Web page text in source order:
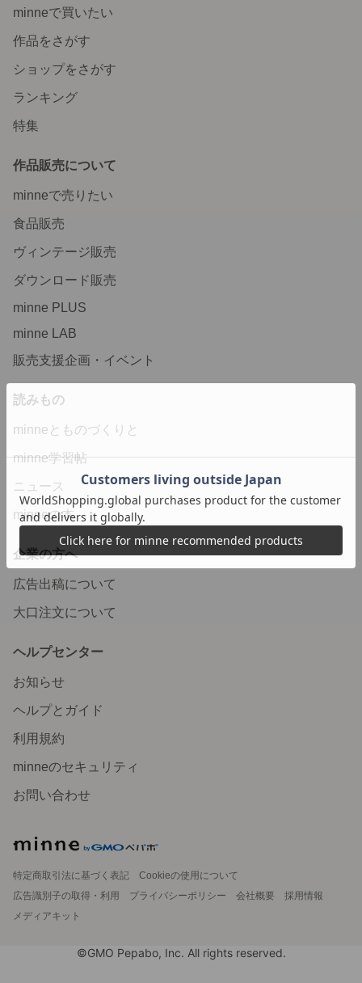
minneで買いたい
作品をさがす
ショップをさがす
ランキング
特集
作品販売について
minneで売りたい
食品販売
ヴィンテージ販売
ダウンロード販売
minne PLUS
minne LAB
販売支援企画・イベント
読みもの
minneとものづくりと
minne学習帖
ニュース
minneの本
企業の方へ
広告出稿について
大口注文について
ヘルプセンター
お知らせ
ヘルプとガイド
利用規約
minneのセキュリティ
お問い合わせ
特定商取引法に基づく表記
Cookieの使用について
広告識別子の取得・利用
プライバシーポリシー 会社概要
採用情報
メディアキット
©GMO Pepabo, Inc. All rights reserved.